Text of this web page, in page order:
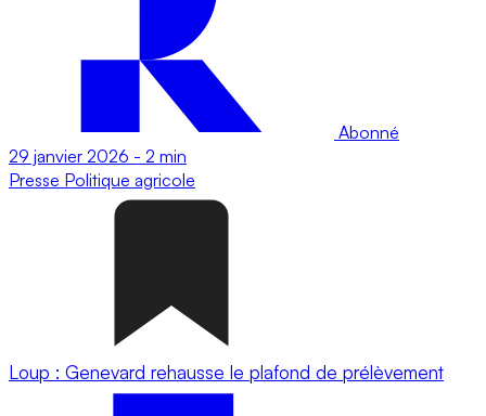
Abonné
29 janvier 2026 - 2 min
Presse Politique agricole
Loup : Genevard rehausse le plafond de prélèvement